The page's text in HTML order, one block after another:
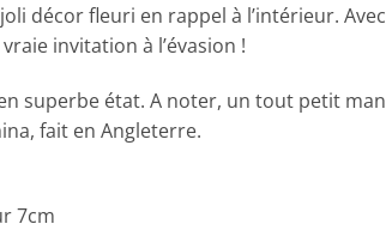
décor fleuri en rappel à l’intérieur.
invitation à l’évasion !
superbe état. A noter, un tout petit
fait en Angleterre.
7cm